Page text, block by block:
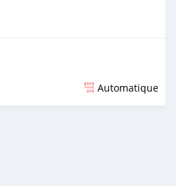
Automatique